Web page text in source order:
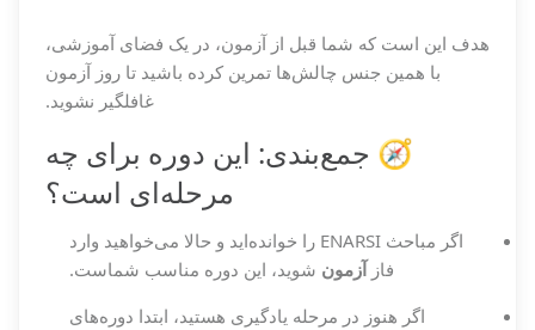
هدف این است که شما قبل از آزمون، در یک فضای آموزشی،
با همین جنس چالش‌ها تمرین کرده باشید تا روز آزمون
غافلگیر نشوید.
🧭 جمع‌بندی: این دوره برای چه
مرحله‌ای است؟
اگر مباحث ENARSI را خوانده‌اید و حالا می‌خواهید وارد
فازآزمون شوید، این دوره مناسب شماست.
اگر هنوز در مرحله یادگیری هستید، ابتدا دوره‌های